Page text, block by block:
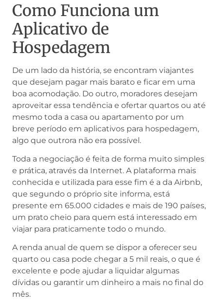
Como Funciona um
Aplicativo de
Hospedagem
De um lado da história, se encontram viajantes
que desejam pagar mais barato e ficar em uma
boa acomodação. Do outro, moradores desejam
aproveitar essa tendência e ofertar quartos ou até
mesmo toda a casa ou apartamento por um
breve período em aplicativos para hospedagem,
algo que outrora não era possível.
Toda a negociação é feita de forma muito simples
e prática, através da Internet. A plataforma mais
conhecida e utilizada para esse fim é a da Airbnb,
que segundo o próprio site informa, está
presente em 65.000 cidades e mais de 190 países,
um prato cheio para quem está interessado em
viajar para praticamente todo o mundo.
A renda anual de quem se dispor a oferecer seu
quarto ou casa pode chegar a 5 mil reais, o que é
excelente e pode ajudar a liquidar algumas
dívidas ou garantir um dinheiro a mais no final do
mês.